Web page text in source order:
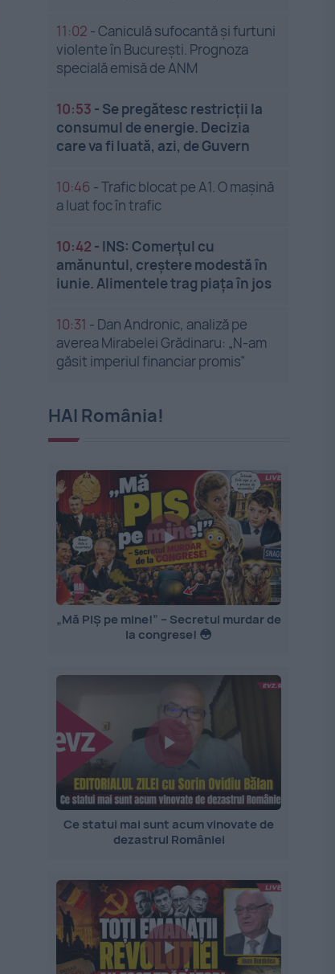
11:02 -Caniculă sufocantă și furtuni
violente în București. Prognoza
specială emisă de ANM
10:53 - Se pregătesc restricții la
consumul de energie. Decizia
care va fi luată, azi, de Guvern
10:46 -Trafic blocat pe A1. O mașină
a luat foc în trafic
10:42 - INS: Comerțul cu
amănuntul, creștere modestă în
iunie. Alimentele trag piața în jos
10:31 - Dan Andronic, analiză pe
averea Mirabelei Grădinaru: „N-am
găsit imperiul financiar promis”
HAI România!
„Mă PIȘ pe mine!” – Secretul murdar de
la congrese! 😳
Ce statui mai sunt acum vinovate de
dezastrul României